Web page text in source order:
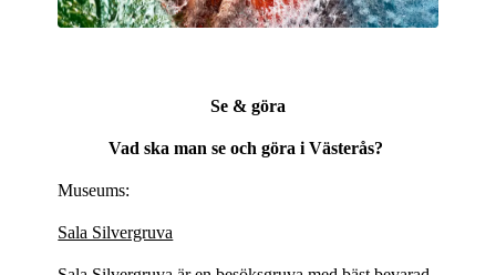
Se & göra
Vad ska man se och göra i Västerås?
Museums:
Sala Silvergruva